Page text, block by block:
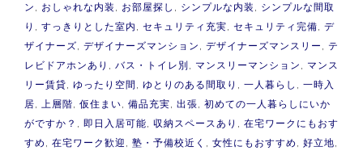
ン , おしゃれな内装 , お部屋探し , シンプルな内装 , シンプルな間取
り , すっきりとした室内 , セキュリティ充実, セキュリティ完備, デ
ザイナーズ, デザイナーズマンション , デザイナーズマンスリー , テ
レビドアホンあり , バス・トイレ別 , マンスリーマンション , マンス
リー賃貸, ゆったり空間 , ゆとりのある間取り , 一人暮らし , 一時入
居, 上層階, 仮住まい, 備品充実, 出張, 初めての一人暮らしにいか
がですか？ , 即日入居可能, 収納スペースあり , 在宅ワークにもおす
すめ , 在宅ワーク歓迎 , 塾・予備校近く , 女性にもおすすめ , 好立地,